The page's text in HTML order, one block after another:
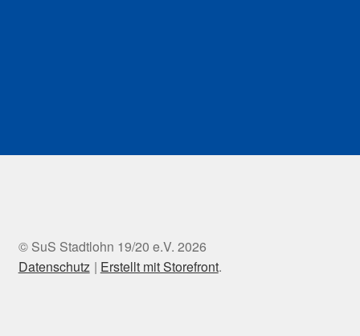
© SuS Stadtlohn 19/20 e.V. 2026
Datenschutz
Erstellt mit Storefront.